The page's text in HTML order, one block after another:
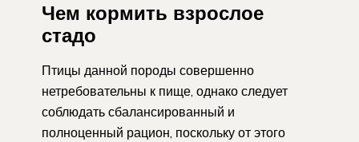
Чем кормить взрослое
стадо
Птицы данной породы совершенно
нетребовательны к пище, однако следует
соблюдать сбалансированный и
полноценный рацион, поскольку от этого